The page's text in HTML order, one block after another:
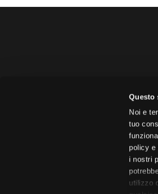
Questo
Noi e
tuo
policy e
i nostri
utilizzo